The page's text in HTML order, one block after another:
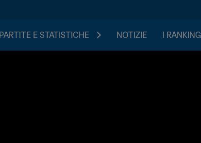
PARTITE E STATISTICHE NOTIZIE I RANKING